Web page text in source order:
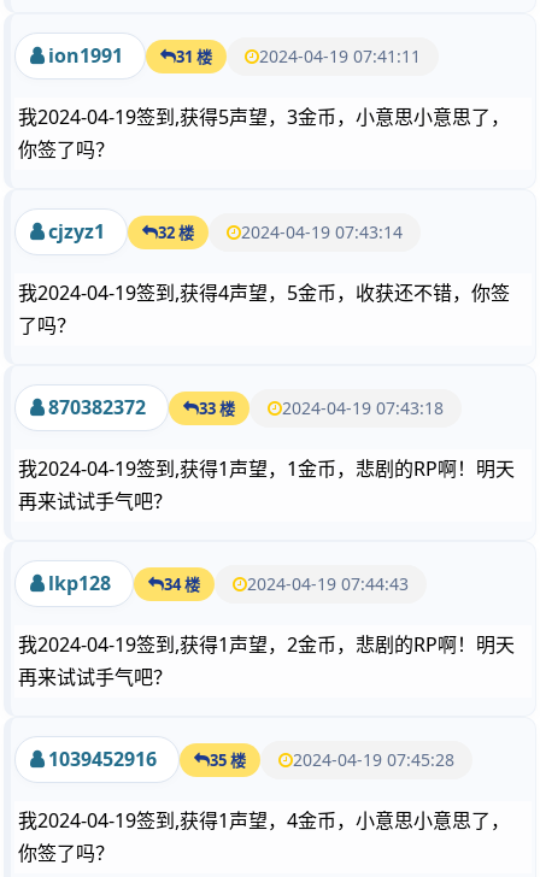
ion1991 31 楼 2024-04-19 07:41:11
我2024-04-19签到,获得5声望，3金币，小意思小意思了，
你签了吗？
cjzyz1 32 楼 2024-04-19 07:43:14
我2024-04-19签到,获得4声望，5金币，收获还不错，你签
了吗？
870382372 33 楼 2024-04-19 07:43:18
我2024-04-19签到,获得1声望，1金币，悲剧的RP啊！明天
再来试试手气吧？
lkp128 34 楼 2024-04-19 07:44:43
我2024-04-19签到,获得1声望，2金币，悲剧的RP啊！明天
再来试试手气吧？
1039452916 35 楼 2024-04-19 07:45:28
我2024-04-19签到,获得1声望，4金币，小意思小意思了，
你签了吗？